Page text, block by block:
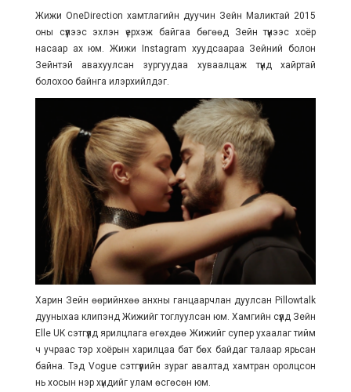
Жижи OneDirection хамтлагийн дуучин Зейн Маликтай 2015
оны сүүлээс эхлэн үерхэж байгаа бөгөөд Зейн түүнээс хоёр
насаар ах юм. Жижи Instagram хуудсаараа Зейний болон
Зейнтэй авахуулсан зургуудаа хуваалцаж түүнд хайртай
болохоо байнга илэрхийлдэг.
Харин Зейн өөрийнхөө анхны ганцаарчлан дуулсан Pillowtalk
дууныхаа клипэнд Жижийг тоглуулсан юм. Хамгийн сүүлд Зейн
Elle UK сэтгүүлд ярилцлага өгөхдөө Жижийг супер ухаалаг тийм
ч учраас тэр хоёрын харилцаа бат бөх байдаг талаар ярьсан
байна. Тэд Vogue сэтгүүлийн зураг авалтад хамтран оролцсон
нь хосын нэр хүндийг улам өсгөсөн юм.